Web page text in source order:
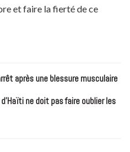
et faire la fierté de ce
après une blessure musculaire
ne doit pas faire oublier les